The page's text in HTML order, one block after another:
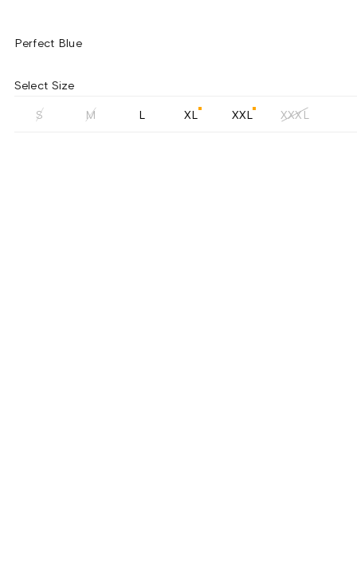
Perfect Blue
Select Size
S M L XL XXL XXXL